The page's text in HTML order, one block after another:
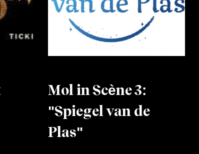
Mol in Scène 3:
"Spiegel van de
Plas"